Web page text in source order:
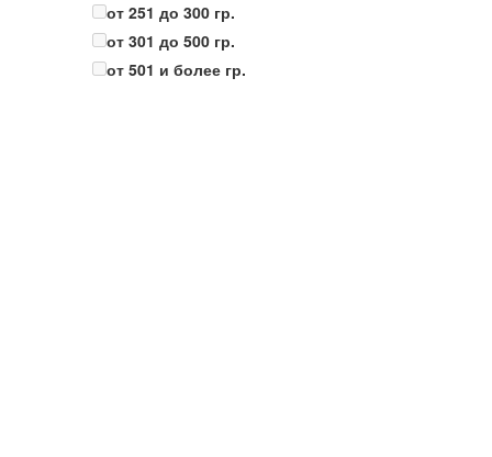
от 251 до 300 гр.
от 301 до 500 гр.
от 501 и более гр.